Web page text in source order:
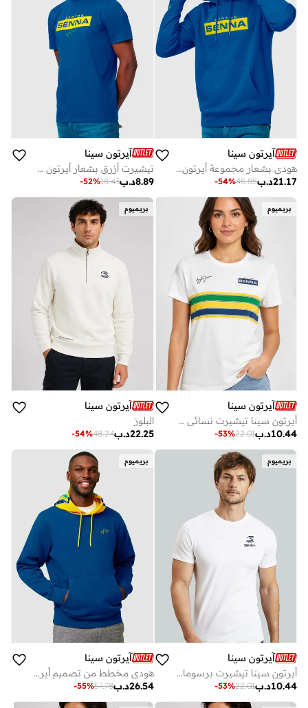
آيرتون سينا
هودي بشعار مجموعة أيرتون سينا
د.ب21.17
45.85
-54%
آيرتون سينا
تيشيرت أزرق بشعار أيرتون سينا
د.ب8.89
18.43
-52%
بريميوم
آيرتون سينا
أيرتون سينا تيشيرت نسائي مخطط بخوذة
د.ب10.44
22.01
-53%
بريميوم
آيرتون سينا
البلوز
د.ب22.25
48.24
-54%
بريميوم
آيرتون سينا
أيرتون سينا تيشيرت برسومات موناكو، إصدار خاص
د.ب10.44
22.01
-53%
بريميوم
آيرتون سينا
هودي مخطط من تصميم أيرتون سينا
د.ب26.54
57.78
-55%